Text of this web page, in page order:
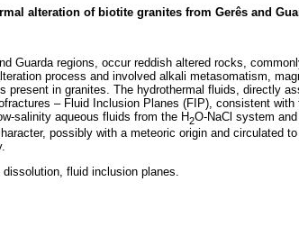
alteration of biotite granites from Gerês and
Guarda regions, occur reddish altered rocks,
process and involved alkali metasomatism,
present in granites. The hydrothermal fluids, directly
– Fluid Inclusion Planes (FIP), consistent
salinity aqueous fluids from the H2O-NaCl system
possibly with a meteoric origin and circulated
fluid inclusion planes.